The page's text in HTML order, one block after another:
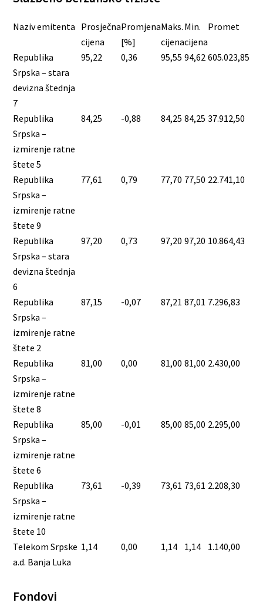
Naziv emitenta Prosječna
cijena
Promjena
[%]
Maks.
cijena
Min.
cijena
Promet
Republika
Srpska – stara
devizna štednja
7
95,22 0,36 95,55 94,62 605.023,85
Republika
Srpska –
izmirenje ratne
štete 5
84,25 -0,88 84,25 84,25 37.912,50
Republika
Srpska –
izmirenje ratne
štete 9
77,61 0,79 77,70 77,50 22.741,10
Republika
Srpska – stara
devizna štednja
6
97,20 0,73 97,20 97,20 10.864,43
Republika
Srpska –
izmirenje ratne
štete 2
87,15 -0,07 87,21 87,01 7.296,83
Republika
Srpska –
izmirenje ratne
štete 8
81,00 0,00 81,00 81,00 2.430,00
Republika
Srpska –
izmirenje ratne
štete 6
85,00 -0,01 85,00 85,00 2.295,00
Republika
Srpska –
izmirenje ratne
štete 10
73,61 -0,39 73,61 73,61 2.208,30
Telekom Srpske
a.d. Banja Luka
1,14 0,00 1,14 1,14 1.140,00
Fondovi